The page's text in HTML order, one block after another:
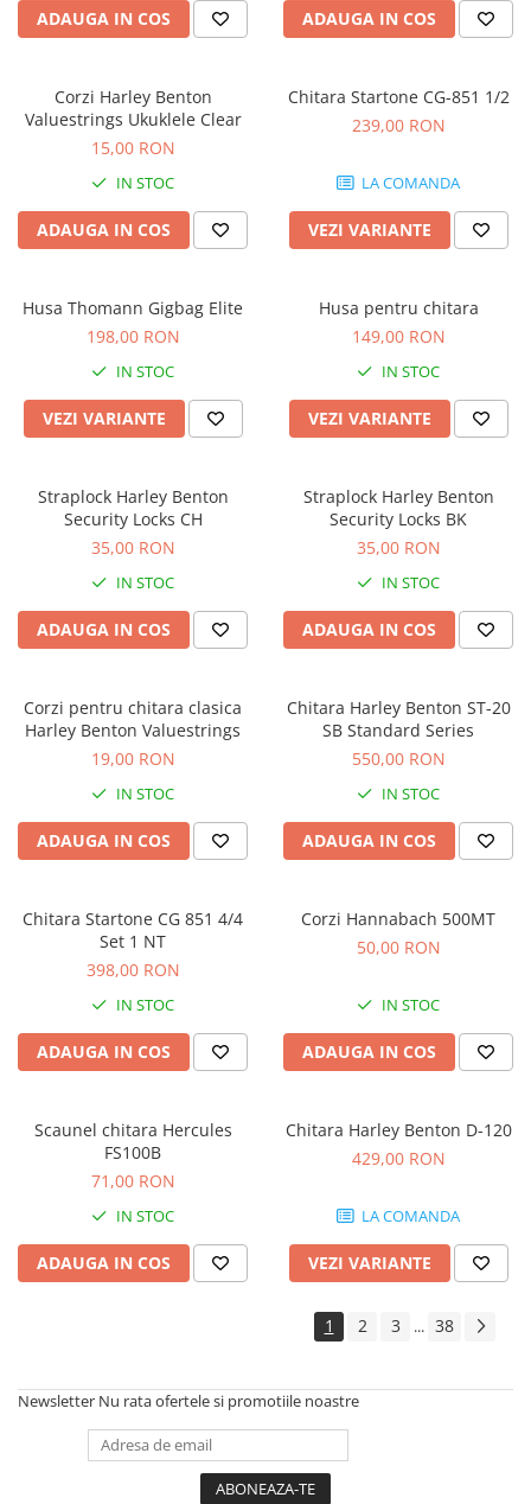
Convertoare AD/DA
Microfoane de studio
Monitoare de studio
Protectii antifonice pentru urechi
Recordere de studio
Recordere portabile
Subwoofere de studio
Accesorii pentru lumini
Cabluri de Alimentare
Case-uri de lumini
Comenzi si controllere
Efecte de lumini
Lasere
Masini de fum si ceata
Mixere DMX
Moving Head-uri
Par Led si Pinspot
Scene şi Ring-uri de Dans
Stative si schela lumini
Instrumente Muzicale
Chitare si bass
Claviaturi
Instrumente cu arcus
Instrumente de suflat
Instrumente si jucarii pentru copii
CD Playere DJ
Console DJ
Controllere MIDI - USB DAW
ADAUGA IN COS ADAUGA IN COS
Corzi Harley Benton
Valuestrings Ukuklele Clear
15,00 RON
IN STOC
ADAUGA IN COS
Chitara Startone CG-851 1/2
239,00 RON
LA COMANDA
VEZI VARIANTE
Husa Thomann Gigbag Elite
198,00 RON
IN STOC
VEZI VARIANTE
Husa pentru chitara
149,00 RON
IN STOC
VEZI VARIANTE
Straplock Harley Benton
Security Locks CH
35,00 RON
IN STOC
ADAUGA IN COS
Straplock Harley Benton
Security Locks BK
35,00 RON
IN STOC
ADAUGA IN COS
Corzi pentru chitara clasica
Harley Benton Valuestrings
19,00 RON
IN STOC
ADAUGA IN COS
Chitara Harley Benton ST-20
SB Standard Series
550,00 RON
IN STOC
ADAUGA IN COS
Chitara Startone CG 851 4/4
Set 1 NT
398,00 RON
IN STOC
ADAUGA IN COS
Corzi Hannabach 500MT
50,00 RON
IN STOC
ADAUGA IN COS
Scaunel chitara Hercules
FS100B
71,00 RON
IN STOC
ADAUGA IN COS
Chitara Harley Benton D-120
429,00 RON
LA COMANDA
VEZI VARIANTE
1 2 3 ... 38
Newsletter Nu rata ofertele si promotiile noastre